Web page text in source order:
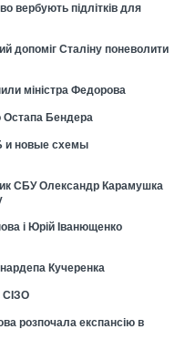
вербують підлітків для
допоміг Сталіну поневолити
міністра Федорова
Остапа Бендера
и новые схемы
СБУ Олександр Карамушка
і Юрій Іванющенко
Кучеренка
СІЗО
розпочала експансію в